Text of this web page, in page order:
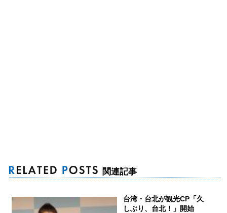
関連記事
台湾・台北が観光CP「久
しぶり、台北！」開始